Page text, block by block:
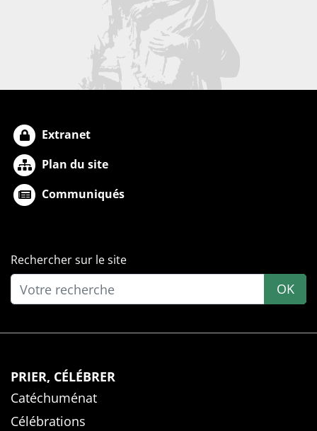
Extranet
Plan du site
Communiqués
Rechercher sur le site
OK
PRIER, CÉLÉBRER
Catéchuménat
Célébrations